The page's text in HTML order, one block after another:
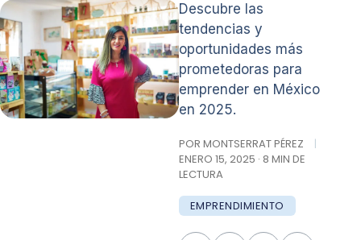
Descubre las
tendencias y
oportunidades más
prometedoras para
emprender en México
en 2025.
POR MONTSERRAT PÉREZ
|
ENERO 15, 2025 · 8 MIN DE
LECTURA
EMPRENDIMIENTO